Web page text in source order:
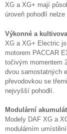
XG a XG+ mají
úroveň pohodlí
Výkonné a
XG a XG+ Electric
motorem PACCAR
točivým momentem
dvou samostatných
převodovkou se
nejvyšší pohodlí.
Modulární
Modely DAF XG a
modulárním